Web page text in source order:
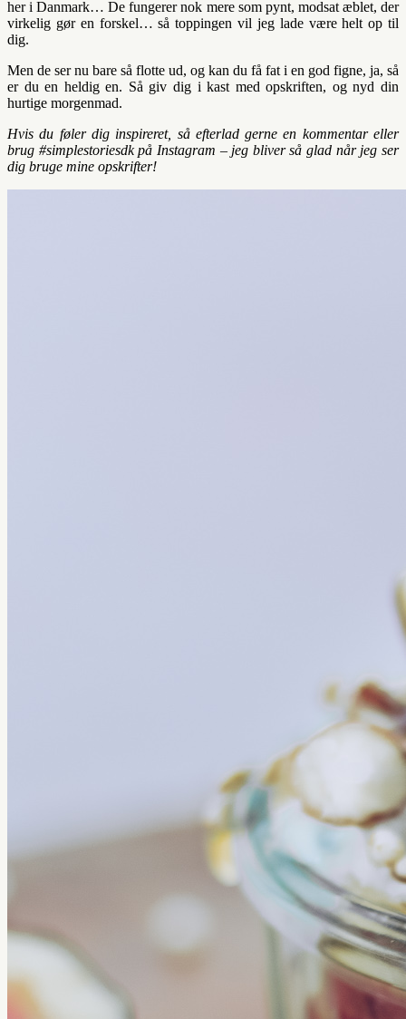
her i Danmark… De fungerer nok mere som pynt, modsat æblet, der
virkelig gør en forskel… så toppingen vil jeg lade være helt op til
dig.
Men de ser nu bare så flotte ud, og kan du få fat i en god figne, ja, så
er du en heldig en. Så giv dig i kast med opskriften, og nyd din
hurtige morgenmad.
Hvis du føler dig inspireret, så efterlad gerne en kommentar eller
brug #simplestoriesdk på Instagram – jeg bliver så glad når jeg ser
dig bruge mine opskrifter!